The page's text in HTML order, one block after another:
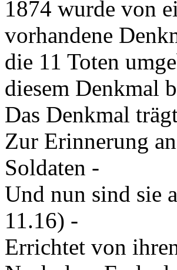
1874 wurde von
vorhandene
die 11 Toten
diesem Denkmal
Das Denkmal
Zur Erinnerung
Soldaten -
Und nun sind sie
11.16) -
Errichtet von